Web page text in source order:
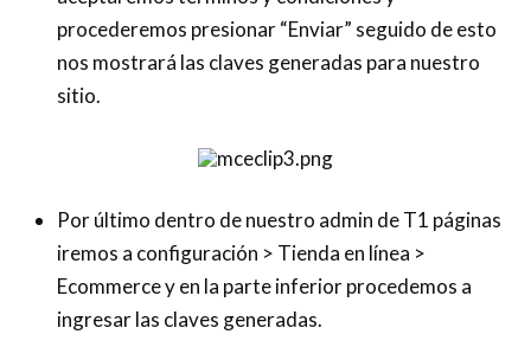
procederemos presionar “Enviar” seguido de esto
nos mostrará las claves generadas para nuestro
sitio.
Por último dentro de nuestro admin de T1 páginas
iremos a configuración > Tienda en línea >
Ecommerce y en la parte inferior procedemos a
ingresar las claves generadas.